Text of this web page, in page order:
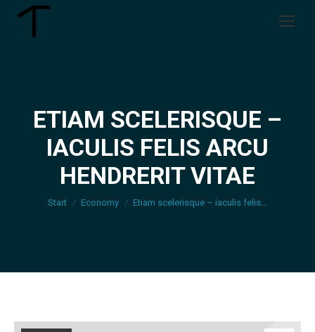
ETIAM SCELERISQUE –
IACULIS FELIS ARCU
HENDRERIT VITAE
Sie befinden sich hier:
Start Economy Etiam scelerisque – iaculis felis…